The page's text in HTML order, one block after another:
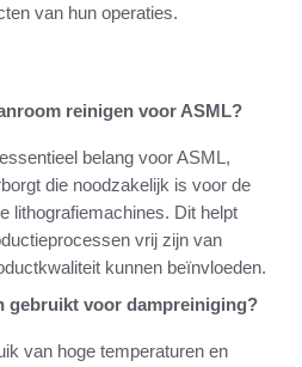
van hun operaties.
reinigen voor ASML?
belang voor ASML,
die noodzakelijk is voor de
lithografiemachines. Dit helpt
vrij zijn van
kunnen beïnvloeden.
gebruikt voor dampreiniging?
van hoge temperaturen en